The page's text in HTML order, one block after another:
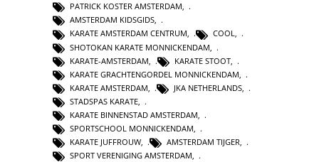
PATRICK KOSTER AMSTERDAM,
AMSTERDAM KIDSGIDS,
KARATE AMSTERDAM CENTRUM, COOL,
SHOTOKAN KARATE MONNICKENDAM
KARATE-AMSTERDAM
KARATE STOOT
KARATE GRACHTENGORDEL MONNICKENDAM
KARATE AMSTERDAM
JKA NETHERLANDS
STADSPAS KARATE
KARATE BINNENSTAD AMSTERDAM
SPORTSCHOOL MONNICKENDAM
KARATE JUFFROUW
AMSTERDAM TIJGER
SPORT VERENIGING AMSTERDAM,